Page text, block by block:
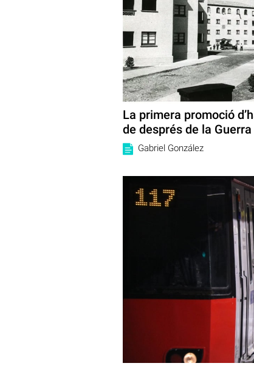
La primera promoció
de després de la
Gabriel González